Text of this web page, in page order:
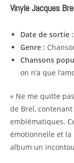
Vinyle Jacques
Date de sortie :
Genre :
Chansons
on n’a que
« Ne me quitte
de Brel,
emblématiques.
émotionnelle et la
album un